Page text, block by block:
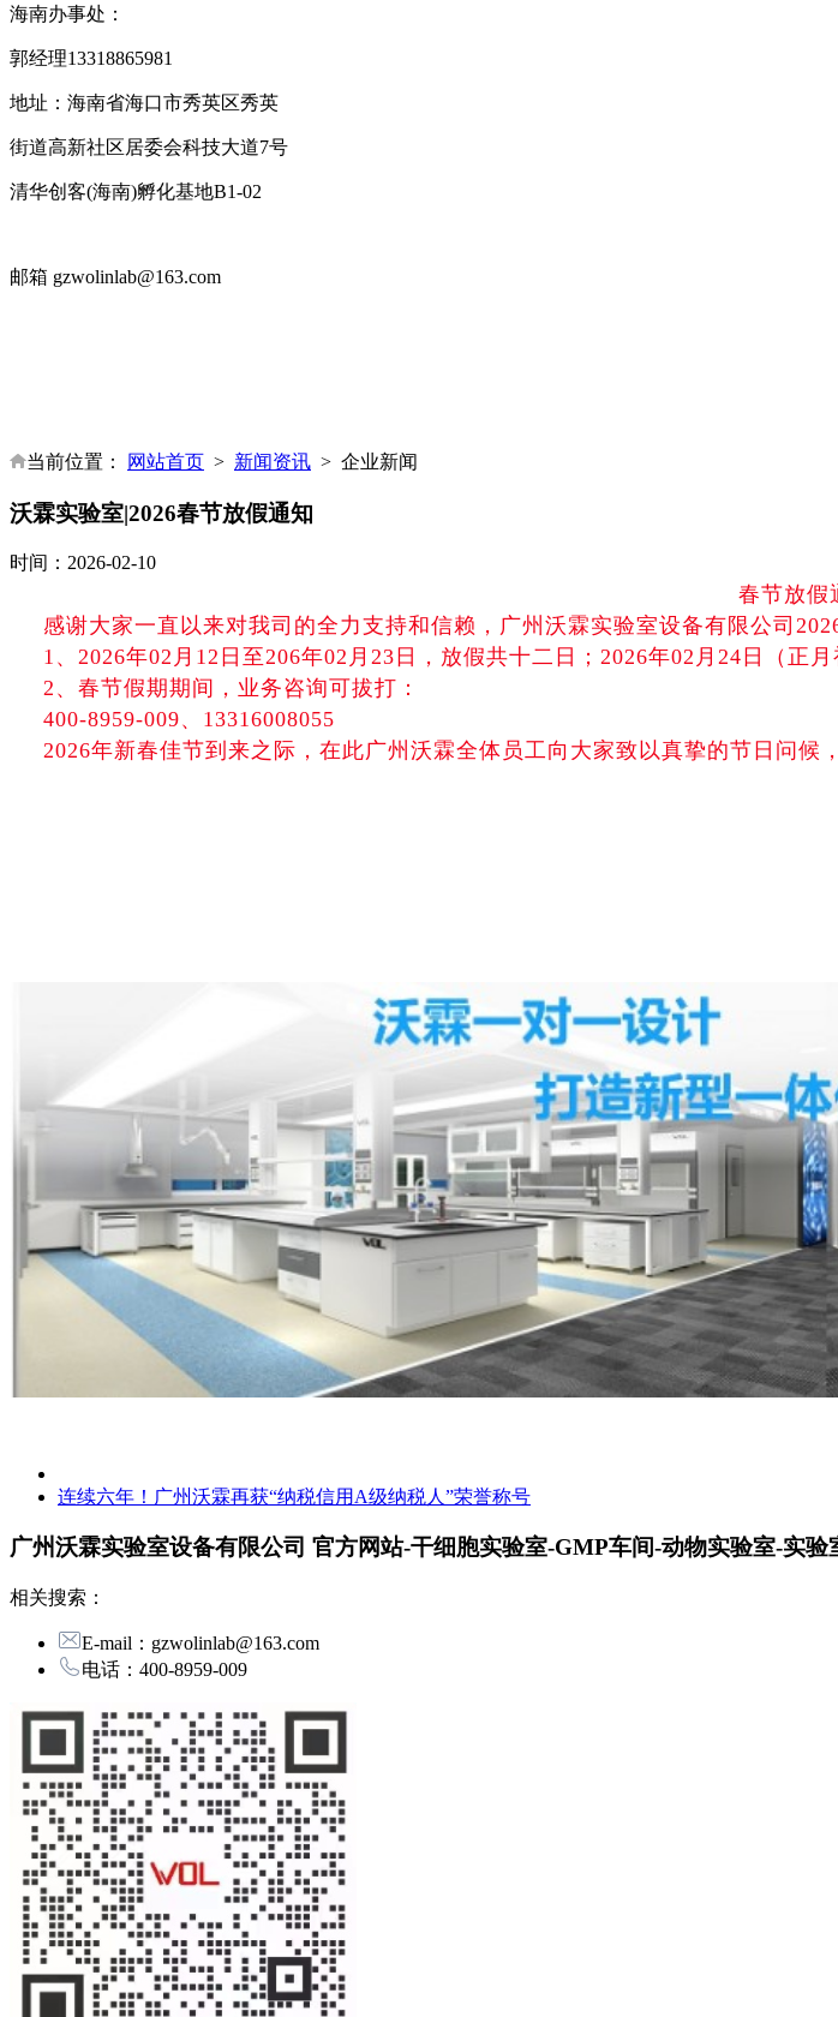
海南办事处：
郭经理13318865981
地址：海南省海口市秀英区秀英
街道高新社区居委会科技大道7号
清华创客(海南)孵化基地B1-02
邮箱 gzwolinlab@163.com
当前位置： 网站首页 > 新闻资讯 > 企业新闻
沃霖实验室|2026春节放假通知
时间：2026-02-10
春节放假
感谢大家一直以来对我司的全力支持和信赖，广州沃霖实验室设备有限公司 202
1、2026年02月 12 日至206年02月 23 日，放假共十二 日； 2026年02月 24 日（正月
2、春节假期期间，业务咨询可拔打：
400-8959-009、13316008055
2026年新春佳节到来之际，在此广州沃霖全体员工向大家致以真挚的节日问候
连续六年！广州沃霖再获“纳税信用A级纳税人”荣誉称号
广州沃霖实验室设备有限公司 官方网站-干细胞实验室-GMP车间-动物实验室-实验
相关搜索：
E-mail： gzwolinlab@163.com
电话： 400-8959-009